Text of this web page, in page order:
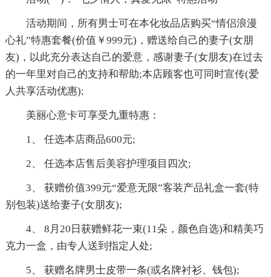
活动期间，所有男士可在本化妆品店购买“情侣浪漫
心礼”特惠套餐(价值￥999元)，赠送给自己的妻子(女朋
友)，以此充分表达自己的爱意，感谢妻子(女朋友)在过去
的一年里对自己的支持和帮助;本店顾客也可同时宣传(爱
人共享活动优惠);
美丽心意卡可享受九重特惠：
1、 任选本店商品600元;
2、 任选本店售后美容护理项目四次;
3、 获赠价值399元“爱意无限”客装产品礼盒一套(特
别包装)送给妻子(女朋友);
4、 8月20日获赠鲜花一束(11朵，颜色自选)和精美巧
克力一盒，由专人送到指定人处;
5、 获赠名牌男士皮带一条(或名牌衬衫、钱包);